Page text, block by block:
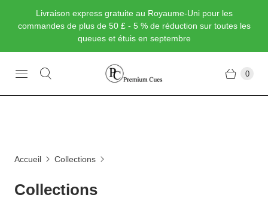
Livraison express gratuite au Royaume-Uni pour les
commandes de plus de 50 £ - 5 % de réduction sur toutes les
queues et étuis en septembre
0
Accueil Collections
Collections